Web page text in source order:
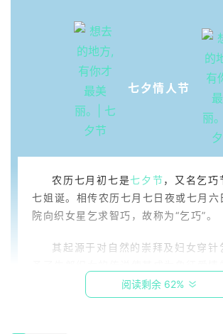
七夕情人节
农历七月初七是七夕节，又名乞巧
七姐诞。相传农历七月七日夜或七月六
院向织女星乞求智巧，故称为“乞巧”。
其起源于对自然的崇拜及妇女穿针
阅读剩余 62%